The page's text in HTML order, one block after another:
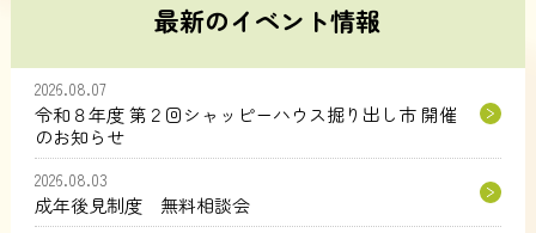
最新のイベント情報
2026.08.07
令和８年度 第２回シャッピーハウス掘り出し市 開催
のお知らせ
2026.08.03
成年後見制度 無料相談会